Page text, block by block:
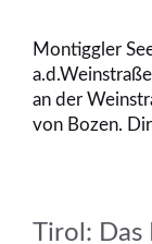
Montiggler
an der
von Bozen.
Tirol: Das